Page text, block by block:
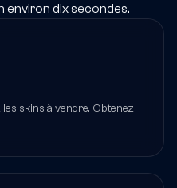
environ dix secondes.
skins à vendre. Obtenez